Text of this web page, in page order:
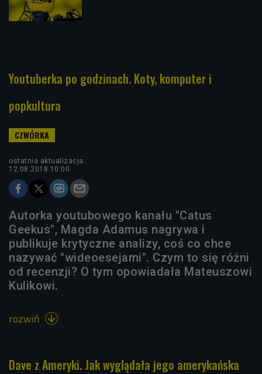
Youtuberka po godzinach. Koty, komputer i
popkultura
ostatnia aktualizacja:
12.08.2018 10:00
Autorka youtubowego kanału "Catus
Geekus", Magda Adamus nagrywa i
publikuje krytyczne analizy, coś co chce
nazywać "wideoesejami". Czym to się różni
od recenzji? O tym opowiadała Mateuszowi
Kulikowi.
rozwiń 
Dave z Ameryki. Jak wyglądała jego amerykańska